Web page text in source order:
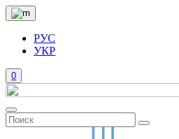
РУС
УКР
0